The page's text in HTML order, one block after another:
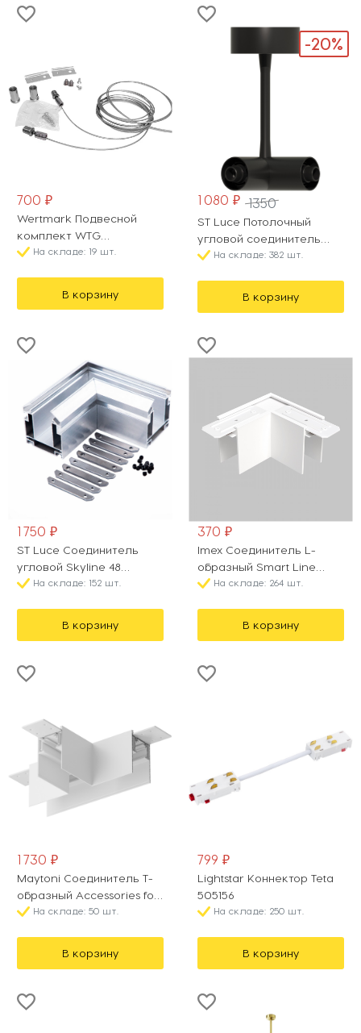
700 ₽
Wertmark Подвесной
комплект WTG
WTG.L5.00.J00
На складе: 19 шт.
В корзину
-20%
1 080 ₽ 1350
ST Luce Потолочный
угловой соединитель
Techno ST1602.439.00
На складе: 382 шт.
В корзину
1 750 ₽
ST Luce Соединитель
угловой Skyline 48
ST003.199.04
На складе: 152 шт.
В корзину
370 ₽
Imex Соединитель L-
образный Smart Line
IL.0050.1002-WH
На складе: 264 шт.
В корзину
1 730 ₽
Maytoni Соединитель T-
образный Accessories for
tracks Gravity TRA010CT-
На складе: 50 шт.
В корзину
799 ₽
Lightstar Коннектор Teta
505156
На складе: 250 шт.
В корзину